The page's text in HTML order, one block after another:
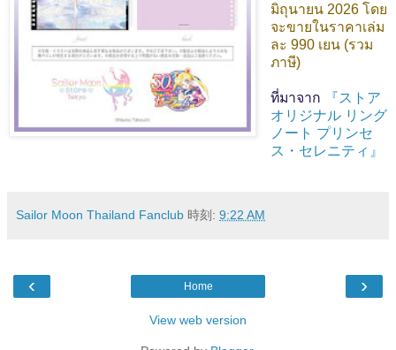
มิถุนายน 2026 โดย
จะขายในราคาเล่ม
ละ 990 เยน (รวม
ภาษี)
ที่มาจาก
『ストア
オリジナル リング
ノート プリンセ
ス・セレニティ』
Sailor Moon Thailand Fanclub 時刻: 9:22 AM
‹ ›
Home
View web version